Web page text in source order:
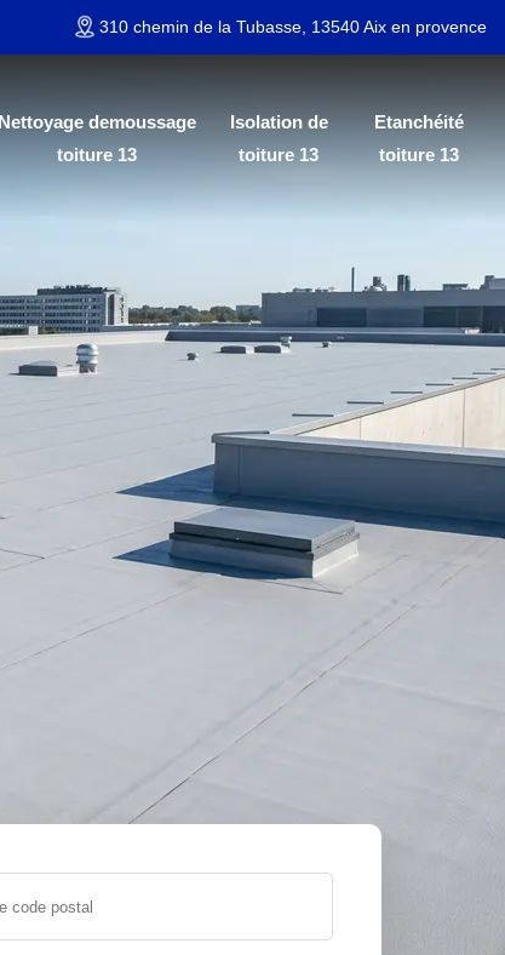
310 chemin de la Tubasse, 13540 Aix en provence
Nettoyage demoussage
toiture 13
Isolation de
toiture 13
Etanchéité
toiture 13